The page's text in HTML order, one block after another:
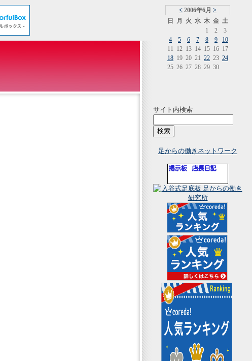
< 2006年6月 >
日
月 火 水 木 金 土
1
2
3
4
5 6 7 8 9
10
11 12 13 14 15 16 17
18 19 20 21 22 23 24
25 26 27 28 29 30
サイト内検索
足からの働きネットワーク